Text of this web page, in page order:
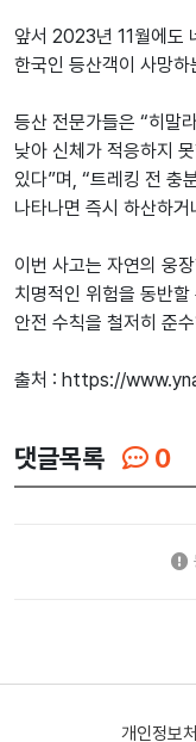
앞서 2023년 11월에도
한국인 등산객이 사망
등산 전문가들은 “히말
낮아 신체가 적응하지
있다”며, “트레킹 전 충
나타나면 즉시 하산하
이번 사고는 자연의 웅
치명적인 위험을 동반
안전 수칙을 철저히 준
출처 : https://
댓글목록 0
개인정보